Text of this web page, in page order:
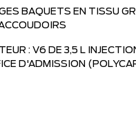
BAQUETS EN TISSU
: V6 DE 3,5 L
D'ADMISSION